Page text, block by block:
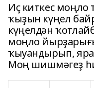
Иҫ киткес
ҡыҙын күңел
күңелдән
моңло
ҡыуандырып,
Моң шишмәгеҙ